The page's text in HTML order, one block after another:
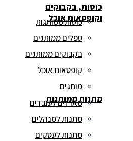
כוסות, בקבוקים
וקופסאות אוכל
כוסות ממותגות
ספלים ממותגים
בקבוקים ממותגים
קופסאות אוכל
מותגים
מתנות ממותגות
מארזים לעובדים
מתנות למנהלים
מתנות לעסקים